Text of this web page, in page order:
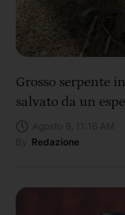
Grosso serpente
salvato da un
Redazione